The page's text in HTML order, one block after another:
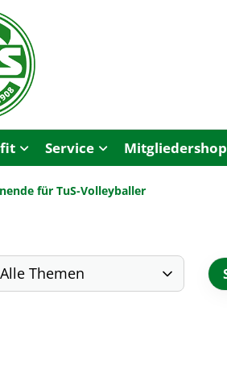
Service Mitgliedershop
für TuS-Volleyballer